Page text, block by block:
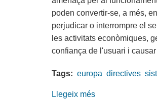
poden convertir-se, a més,
perjudicar o interrompre el
les activitats econòmiques,
confiança de l'usuari i
Tags: europa directives
Llegeix més